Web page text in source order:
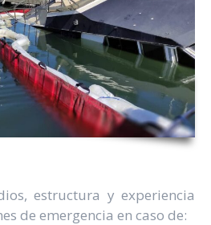
estructura y experiencia
de emergencia en caso de: